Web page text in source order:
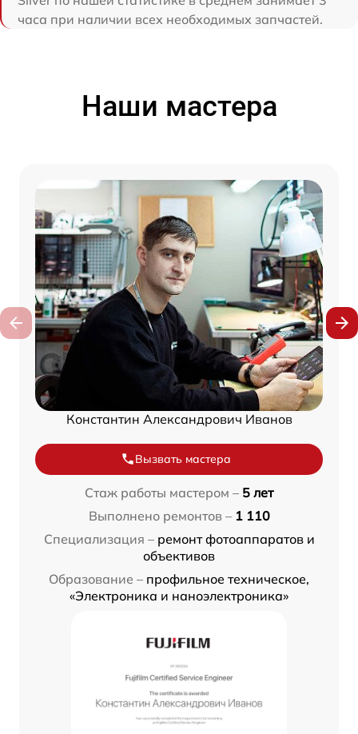
часа при наличии всех необходимых запчастей.
Наши мастера
Константин Александрович Иванов
Вызвать мастера
Стаж работы мастером – 5 лет
Выполнено ремонтов – 1 110
Специализация – ремонт фотоаппаратов и
объективов
Образование – профильное техническое,
«Электроника и наноэлектроника»